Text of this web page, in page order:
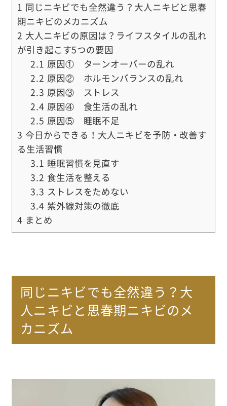
1 同じニキビでも全然違う？大人ニキビと思春
期ニキビのメカニズム
2 大人ニキビの原因は？ライフスタイルの乱れ
が引き起こす5つの要因
2.1 原因① ターンオーバーの乱れ
2.2 原因② ホルモンバランスの乱れ
2.3 原因③ ストレス
2.4 原因④ 食生活の乱れ
2.5 原因⑤ 睡眠不足
3 今日からできる！大人ニキビを予防・改善す
る生活習慣
3.1 睡眠習慣を見直す
3.2 食生活を整える
3.3 ストレスをためない
3.4 紫外線対策の徹底
4 まとめ
同じニキビでも全然違う？大
人ニキビと思春期ニキビのメ
カニズム